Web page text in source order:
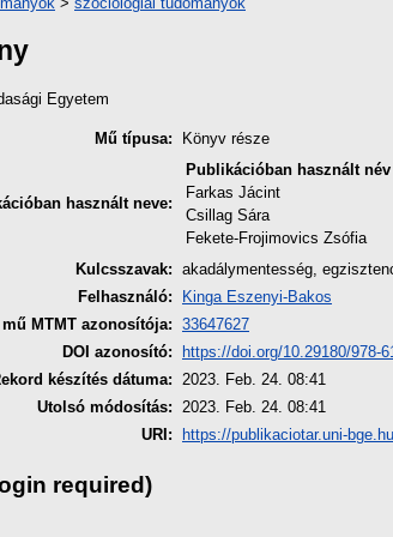
Egyetem
Mű típusa: Könyv része
használt neve:
Publikációban használt név
Farkas Jácint
Csillag Sára
Fekete-Frojimovics Zsófia
Kulcsszavak: akadálymentesség,
Felhasználó:
Kinga Eszenyi-Bakos
MTMT azonosítója: 33647627
DOI azonosító:
https://doi.org/10.29180/978-
készítés dátuma:
2023. Feb. 24. 08:41
Utolsó módosítás: 2023. Feb. 24. 08:41
URI:
https://publikaciotar.uni-
required)